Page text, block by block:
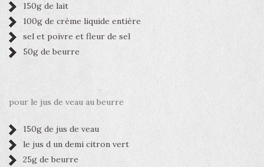
150g de lait
100g de crème liquide entière
sel et poivre et fleur de sel
50g de beurre
pour le jus de veau au beurre
150g de jus de veau
le jus d un demi citron vert
25g de beurre